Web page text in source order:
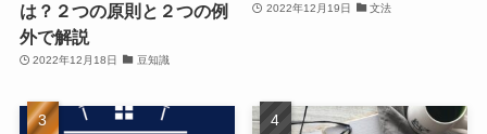
は？２つの原則と２つの例
外で解説
2022年12月18日 豆知識
2022年12月19日 文法